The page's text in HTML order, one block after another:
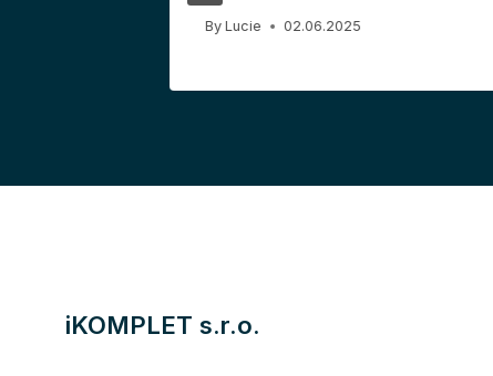
By Lucie 02.06.2025
iKOMPLET s.r.o.